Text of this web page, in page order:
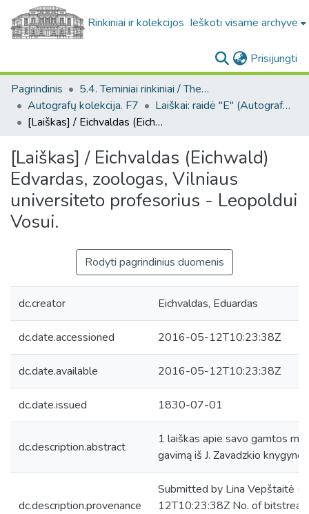
Rinkiniai ir kolekcijos Ieškoti visame archyve
Prisijungti
Pagrindinis
5.4. Teminiai rinkiniai / Thematic collections
Autografų kolekcija. F7
Laiškai: raidė "E" (Autografų kolekcija. F7)
[Laiškas] / Eichvaldas (Eichwald) Edvardas, zoologas, Vilniaus universiteto profesorius - Leopoldui Vosui.
[Laiškas] / Eichvaldas (Eichwald)
Edvardas, zoologas, Vilniaus
universiteto profesorius - Leopoldui
Vosui.
Rodyti pagrindinius duomenis
dc.creator Eichvaldas, Eduardas
dc.date.accessioned 2016-05-12T10:23:38Z
dc.date.available 2016-05-12T10:23:38Z
dc.date.issued 1830-07-01
dc.description.abstract
1 laiškas apie savo gamtos
gavimą iš J. Zavadzkio knygyno
dc.description.provenance
Submitted by Lina Vepštaitė
12T10:23:38Z No. of